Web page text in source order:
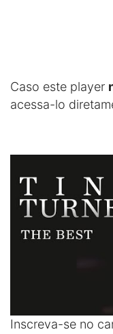
Caso este player
acessa-lo
Inscreva-se no